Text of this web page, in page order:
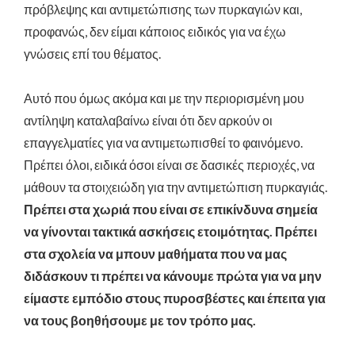
πρόβλεψης και αντιμετώπισης των πυρκαγιών και,
προφανώς, δεν είμαι κάποιος ειδικός για να έχω
γνώσεις επί του θέματος.
Αυτό που όμως ακόμα και με την περιορισμένη μου
αντίληψη καταλαβαίνω είναι ότι δεν αρκούν οι
επαγγελματίες για να αντιμετωπισθεί το φαινόμενο.
Πρέπει όλοι, ειδικά όσοι είναι σε δασικές περιοχές, να
μάθουν τα στοιχειώδη για την αντιμετώπιση πυρκαγιάς.
Πρέπει στα χωριά που είναι σε επικίνδυνα σημεία
να γίνονται τακτικά ασκήσεις ετοιμότητας. Πρέπει
στα σχολεία να μπουν μαθήματα που να μας
διδάσκουν τι πρέπει να κάνουμε πρώτα για να μην
είμαστε εμπόδιο στους πυροσβέστες και έπειτα για
να τους βοηθήσουμε με τον τρόπο μας.